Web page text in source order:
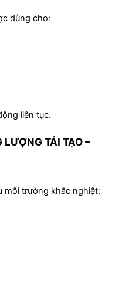
dùng cho:
liên tục.
LƯỢNG TÁI TẠO –
môi trường khắc nghiệt: